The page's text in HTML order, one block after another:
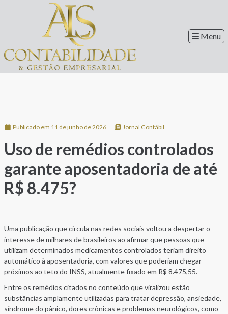
Menu
Publicado em 11 de junho de 2026 Jornal Contábil
Uso de remédios controlados
garante aposentadoria de até
R$ 8.475?
Uma publicação que circula nas redes sociais voltou a despertar o
interesse de milhares de brasileiros ao afirmar que pessoas que
utilizam determinados medicamentos controlados teriam direito
automático à aposentadoria, com valores que poderiam chegar
próximos ao teto do INSS, atualmente fixado em R$ 8.475,55.
Entre os remédios citados no conteúdo que viralizou estão
substâncias amplamente utilizadas para tratar depressão, ansiedade,
síndrome do pânico, dores crônicas e problemas neurológicos, como